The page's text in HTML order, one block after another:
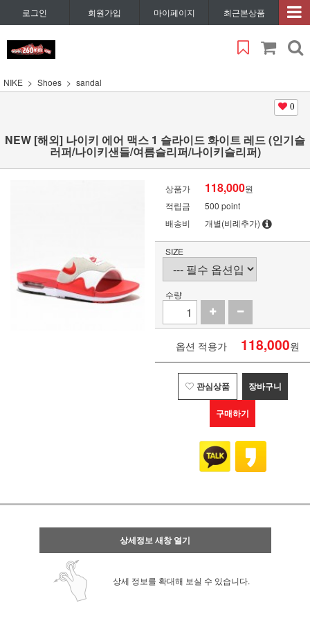
로그인 회원가입 마이페이지 최근본상품
NIKE Shoes sandal
0
NEW [해외] 나이키 에어 맥스 1 슬라이드 화이트 레드 (인기슬
러퍼/나이키샌들/여름슬리퍼/나이키슬리퍼)
상품가 118,000원
적립금
500 point
배송비
개별(비례추가)
SIZE
수량
옵션 적용가 118,000원
관심상품 장바구니
구매하기
상세정보 새창 열기
상세 정보를 확대해 보실 수 있습니다.